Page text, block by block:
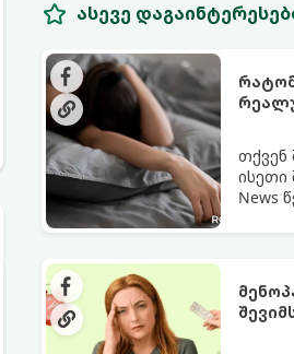
ასევე
თქვენ
ისეთი
News